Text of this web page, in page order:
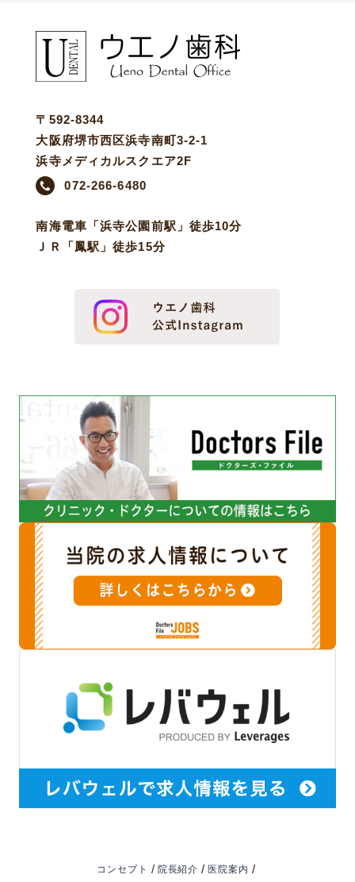
〒592-8344
大阪府堺市西区浜寺南町3-2-1
浜寺メディカルスクエア2F
072-266-6480
南海電車「浜寺公園前駅」徒歩10分
ＪＲ「鳳駅」徒歩15分
コンセプト / 院長紹介 / 医院案内 /